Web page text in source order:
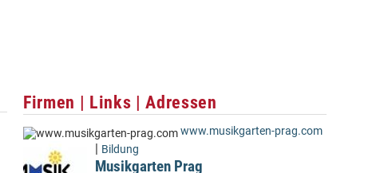
Firmen | Links | Adressen
www.musikgarten-prag.com
| Bildung
Musikgarten Prag